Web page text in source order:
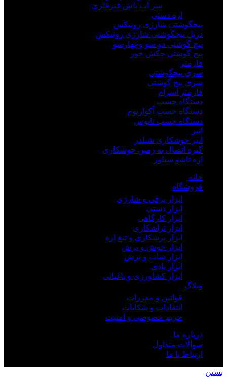
سر آب پاش غیرفلزی
اره دستی
پیچگوشتی شارژی رونیکس
دریل پیچگوشتی شارژی رونیکس
پیچ گوشتی دو سو وچهارسو
پیچ گوشتی چکش خور
فازمتر
سری پیچگوشتی
سری پیچ گوشتی
فازمتر اسرام
دستگاه چسب
دستگاه چسب آکواریوم
دستگاه چسب تانوس
انبر
انبر جوشکاری شیلدر
گیره اتصال به زمین جوشکاری
اره تاشو سیلور
خانه
فروشگاه
ابزار برقی و شارژی
ابزار دستی
ابزار کارگاهی
ابزار تراشکاری
ابزار برشکاری و تیغ اره
ابزار جوش و برش
ابزار ساب و برش
ابزار بادی
ابزار کشاورزی و باغبانی
وبلاگ
قوانین و مقررات
انتقادات و شکایات
حریم خصوصی و امنیت
درباره ما
سوالات متداول
ارتباط با ما
بستن